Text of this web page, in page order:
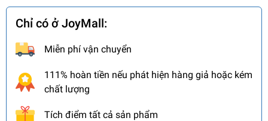
Chỉ có ở JoyMall:
Miễn phí vận chuyển
111% hoàn tiền nếu phát hiện hàng giả hoặc kém
chất lượng
Tích điểm tất cả sản phẩm